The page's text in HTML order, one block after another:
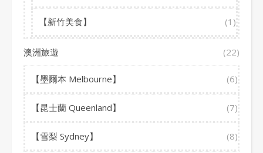
【新竹美食】 (1)
澳洲旅遊 (22)
【墨爾本 Melbourne】 (6)
【昆士蘭 Queenland】 (7)
【雪梨 Sydney】 (8)